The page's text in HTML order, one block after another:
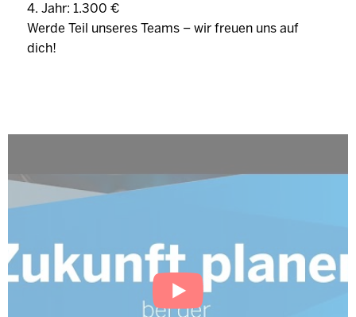
4. Jahr: 1.300 €
Werde Teil unseres Teams – wir freuen uns auf
dich!